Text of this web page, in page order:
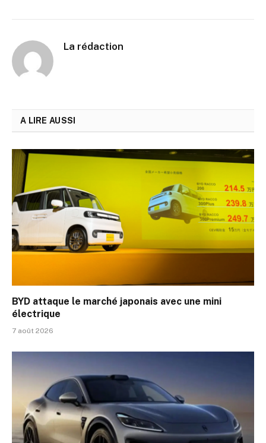
La rédaction
A LIRE AUSSI
BYD attaque le marché japonais avec une mini
électrique
7 août 2026